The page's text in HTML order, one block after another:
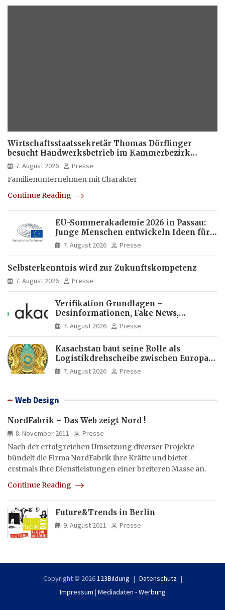
Wirtschaftsstaatssekretär Thomas Dörflinger
besucht Handwerksbetrieb im Kammerbezirk
Freiburg
7. August 2026
Presse
Familienunternehmen mit Charakter
Continue Reading
EU-Sommerakademie 2026 in Passau:
Junge Menschen entwickeln Ideen für
Europas Zukunft
7. August 2026 Presse
Selbsterkenntnis wird zur Zukunftskompetenz
7. August 2026 Presse
Verifikation Grundlagen –
Desinformationen, Fake News,
manipulierte Inhalte | dpa-Akademie
7. August 2026 Presse
Kasachstan baut seine Rolle als
Logistikdrehscheibe zwischen Europa
und Asien aus
7. August 2026 Presse
Web Design
NordFabrik – Das Web zeigt Nord !
8. November 2011
Presse
Nach der erfolgreichen Umsetzung diverser Projekte
bündelt die Firma NordFabrik ihre Kräfte und bietet
erstmals Ihre Dienstleistungen einer breiteren Masse an.
Continue Reading
Future&Trends in Berlin
9. August 2011 Presse
Copyright © 2026123Bildung
Datenschutz
Impressum | Mediadaten - Werbung